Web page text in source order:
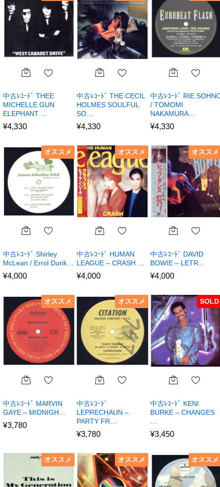
中古ﾚｺｰﾄﾞ THEE
MICHELLE GUN
ELEPHANT …
¥4,330
中古ﾚｺｰﾄﾞ THE CECIL
HOLMES SOULFUL
SO…
¥4,330
中古ﾚｺｰﾄﾞ RIE
/ TOMOMI
NAKAMURA…
¥4,330
オススメ
中古ﾚｺｰﾄﾞ Shirley
McLean / Errol Dunk…
¥4,000
オススメ
中古ﾚｺｰﾄﾞ HUMAN
LEAGUE – CRASH …
¥4,000
オススメ
中古ﾚｺｰﾄﾞ DAVID
BOWIE – LETR…
¥4,000
オススメ
中古ﾚｺｰﾄﾞ MARVIN
GAYE – MIDNIGH…
¥3,780
オススメ
中古ﾚｺｰﾄﾞ
LEPRECHAUN –
PARTY FR…
¥3,780
SOLD
中古ﾚｺｰﾄﾞ KENI
BURKE – CHANGES
¥3,450
オススメ オススメ オススメ